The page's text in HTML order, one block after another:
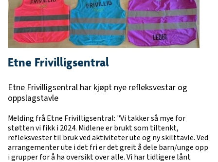
Etne Frivilligsentral
Etne Frivilligsentral har kjøpt nye refleksvestar og
oppslagstavle
Melding frå Etne Frivilligsentral: "Vi takker så mye for
støtten vi fikk i 2024. Midlene er brukt som tiltenkt,
refleksvester til bruk ved aktiviteter ute og ny skilttavle. Ved
arrangementer ute i det fri er det greit å dele barn/unge opp
i grupper for å ha oversikt over alle. Vi har tidligere lånt